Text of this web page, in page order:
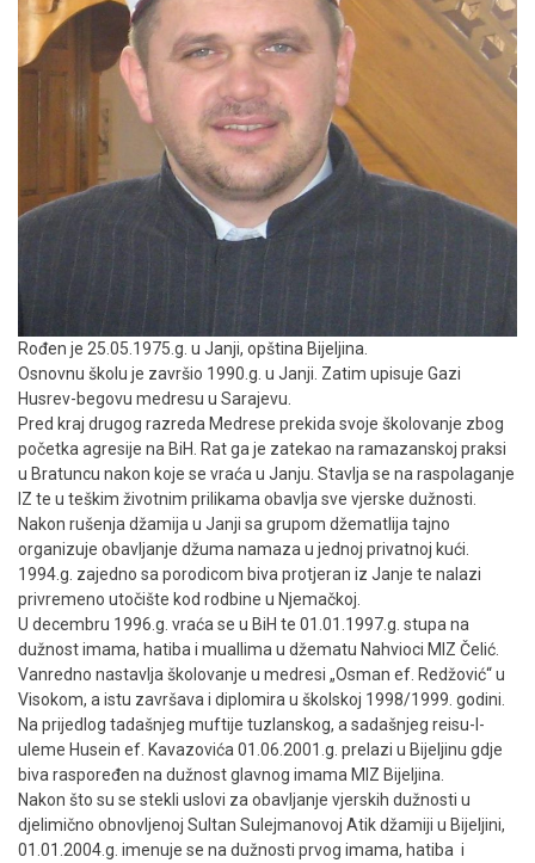
Rođen je 25.05.1975.g. u Janji, opština Bijeljina.
Osnovnu školu je završio 1990.g. u Janji. Zatim upisuje Gazi
Husrev-begovu medresu u Sarajevu.
Pred kraj drugog razreda Medrese prekida svoje školovanje zbog
početka agresije na BiH. Rat ga je zatekao na ramazanskoj praksi
u Bratuncu nakon koje se vraća u Janju. Stavlja se na raspolaganje
IZ te u teškim životnim prilikama obavlja sve vjerske dužnosti.
Nakon rušenja džamija u Janji sa grupom džematlija tajno
organizuje obavljanje džuma namaza u jednoj privatnoj kući.
1994.g. zajedno sa porodicom biva protjeran iz Janje te nalazi
privremeno utočište kod rodbine u Njemačkoj.
U decembru 1996.g. vraća se u BiH te 01.01.1997.g. stupa na
dužnost imama, hatiba i muallima u džematu Nahvioci MIZ Čelić.
Vanredno nastavlja školovanje u medresi „Osman ef. Redžović“ u
Visokom, a istu završava i diplomira u školskoj 1998/1999. godini.
Na prijedlog tadašnjeg muftije tuzlanskog, a sadašnjeg reisu-l-
uleme Husein ef. Kavazovića 01.06.2001.g. prelazi u Bijeljinu gdje
biva raspoređen na dužnost glavnog imama MIZ Bijeljina.
Nakon što su se stekli uslovi za obavljanje vjerskih dužnosti u
djelimično obnovljenoj Sultan Sulejmanovoj Atik džamiji u Bijeljini,
01.01.2004.g. imenuje se na dužnosti prvog imama, hatiba i